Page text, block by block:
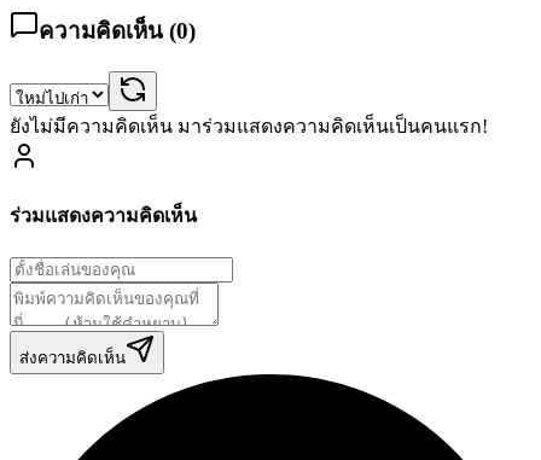
ความคิดเห็น (0)
ยังไม่มีความคิดเห็น มาร่วมแสดงความคิดเห็นเป็นคนแรก!
ร่วมแสดงความคิดเห็น
ส่งความคิดเห็น